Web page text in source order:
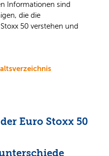
Informationen sind
die die
50 verstehen und
Euro Stoxx 50